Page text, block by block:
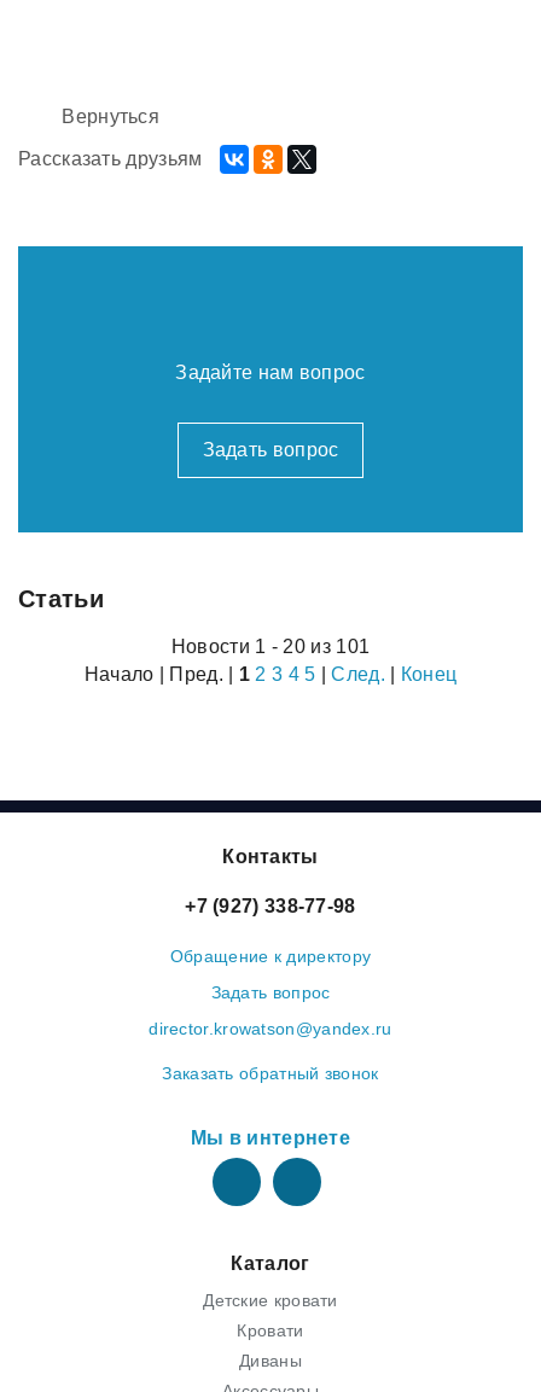
Вернуться
Рассказать друзьям
Задайте нам вопрос
Задать вопрос
Статьи
Новости 1 - 20 из 101
Начало | Пред. | 1 2 3 4 5 |След. Конец
Контакты
+7 (927) 338-77-98
Обращение к директору
Задать вопрос
director.krowatson@yandex.ru
Заказать обратный звонок
Мы в интернете
Каталог
Детские кровати
Кровати
Диваны